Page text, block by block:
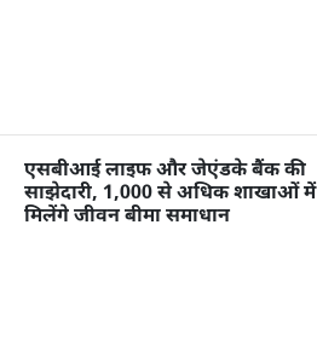
एसबीआई लाइफ और जेएंडके बैंक की
साझेदारी, 1,000 से अधिक शाखाओं में
मिलेंगे जीवन बीमा समाधान